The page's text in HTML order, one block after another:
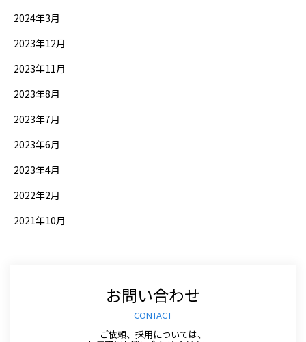
2024年3月
2023年12月
2023年11月
2023年8月
2023年7月
2023年6月
2023年4月
2022年2月
2021年10月
お問い合わせ
CONTACT
ご依頼、採用については、